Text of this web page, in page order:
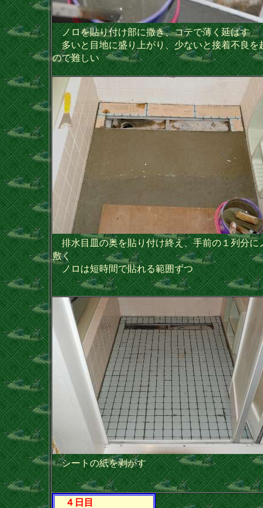
ノロを貼り付け部に撒き、コテで薄く延ばす
多いと目地に盛り上がり、少ないと接着不良を
ので難しい
排水目皿の奥を貼り付け終え、手前の１列分に
敷く
ノロは短時間で貼れる範囲ずつ
シートの紙を剥がす
４日目